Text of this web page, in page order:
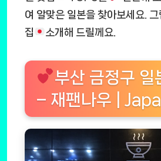
여 알맞은 일본을 찾아보세요.
집
소개해 드릴께요.
부산 금정구 일
– 재팬나우 |